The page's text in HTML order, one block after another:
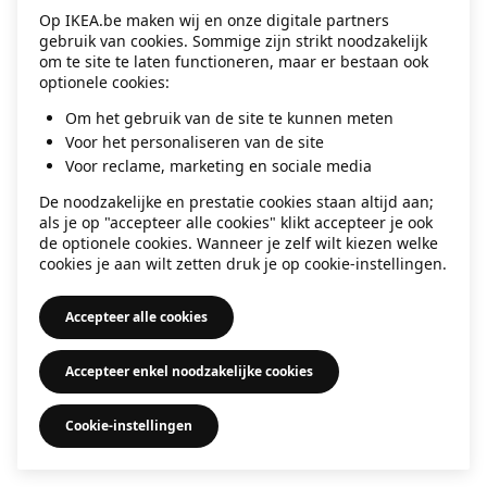
information).
Op IKEA.be maken wij en onze digitale partners
gebruik van cookies. Sommige zijn strikt noodzakelijk
om te site te laten functioneren, maar er bestaan ook
optionele cookies:
Om het gebruik van de site te kunnen meten
Voor het personaliseren van de site
Voor reclame, marketing en sociale media
De noodzakelijke en prestatie cookies staan altijd aan;
als je op "accepteer alle cookies" klikt accepteer je ook
de optionele cookies. Wanneer je zelf wilt kiezen welke
cookies je aan wilt zetten druk je op cookie-instellingen.
Accepteer alle cookies
Accepteer enkel noodzakelijke cookies
Cookie-instellingen